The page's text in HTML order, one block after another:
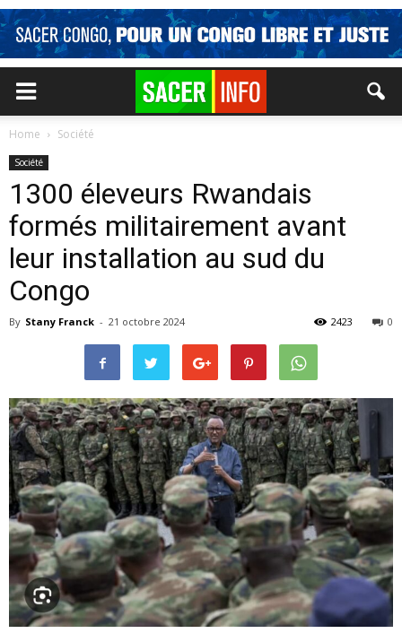
Home Société
Société
1300 éleveurs Rwandais
formés militairement avant
leur installation au sud du
Congo
By Stany Franck - 21 octobre 2024 0
2423